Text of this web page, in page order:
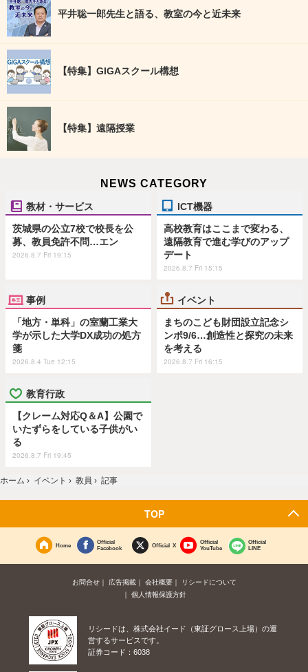
平井聡一郎先生と語る、教室の今と近未来
【特集】GIGAスクール構想
【特集】遠隔授業
NEWS CATEGORY
教材・サービス
茨城県の公立7校で校長を公
募、教員免許不問…エン
2026.8.7 Fri 19:15
ICT機器
高校教育はここまで変わる、
遠隔教育で進む学びのアップ
デート
2026.8.7 Fri 15:15
事例
「地方・単科」の室蘭工業大
学が示した大学DX成功の処方
箋
2026.8.4 Tue 12:15
イベント
まちのこども財団設立記念シ
ンポ9/6…創造性と探究の未来
を考える
2026.8.7 Fri 16:15
教育行政
【クレーム対応Q＆A】公園で
いたずらをしている子供がい
る
2026.8.7 Fri 19:45
ホーム › イベント › 教員 › 記事
TOP
Home
Official
Facebook
Official X
Official
YouTube
Official
LINE
お問合せ 広告掲載 会社概要
リシードについて
個人情報保護方針
リシードは、株式会社イード（東証グロース上場）の運
営するサービスです。
証券コード：6038